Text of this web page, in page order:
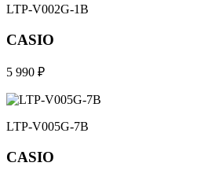
LTP-V002G-1B
CASIO
5 990 ₽
LTP-V005G-7B
CASIO